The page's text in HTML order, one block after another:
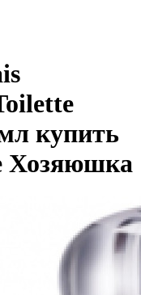
купить
Хозяюшка